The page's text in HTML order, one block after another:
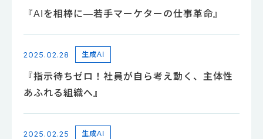
『AIを相棒に―若手マーケターの仕事革命』
2025.02.28 生成AI
『指示待ちゼロ！社員が自ら考え動く、主体性
あふれる組織へ』
2025.02.25 生成AI